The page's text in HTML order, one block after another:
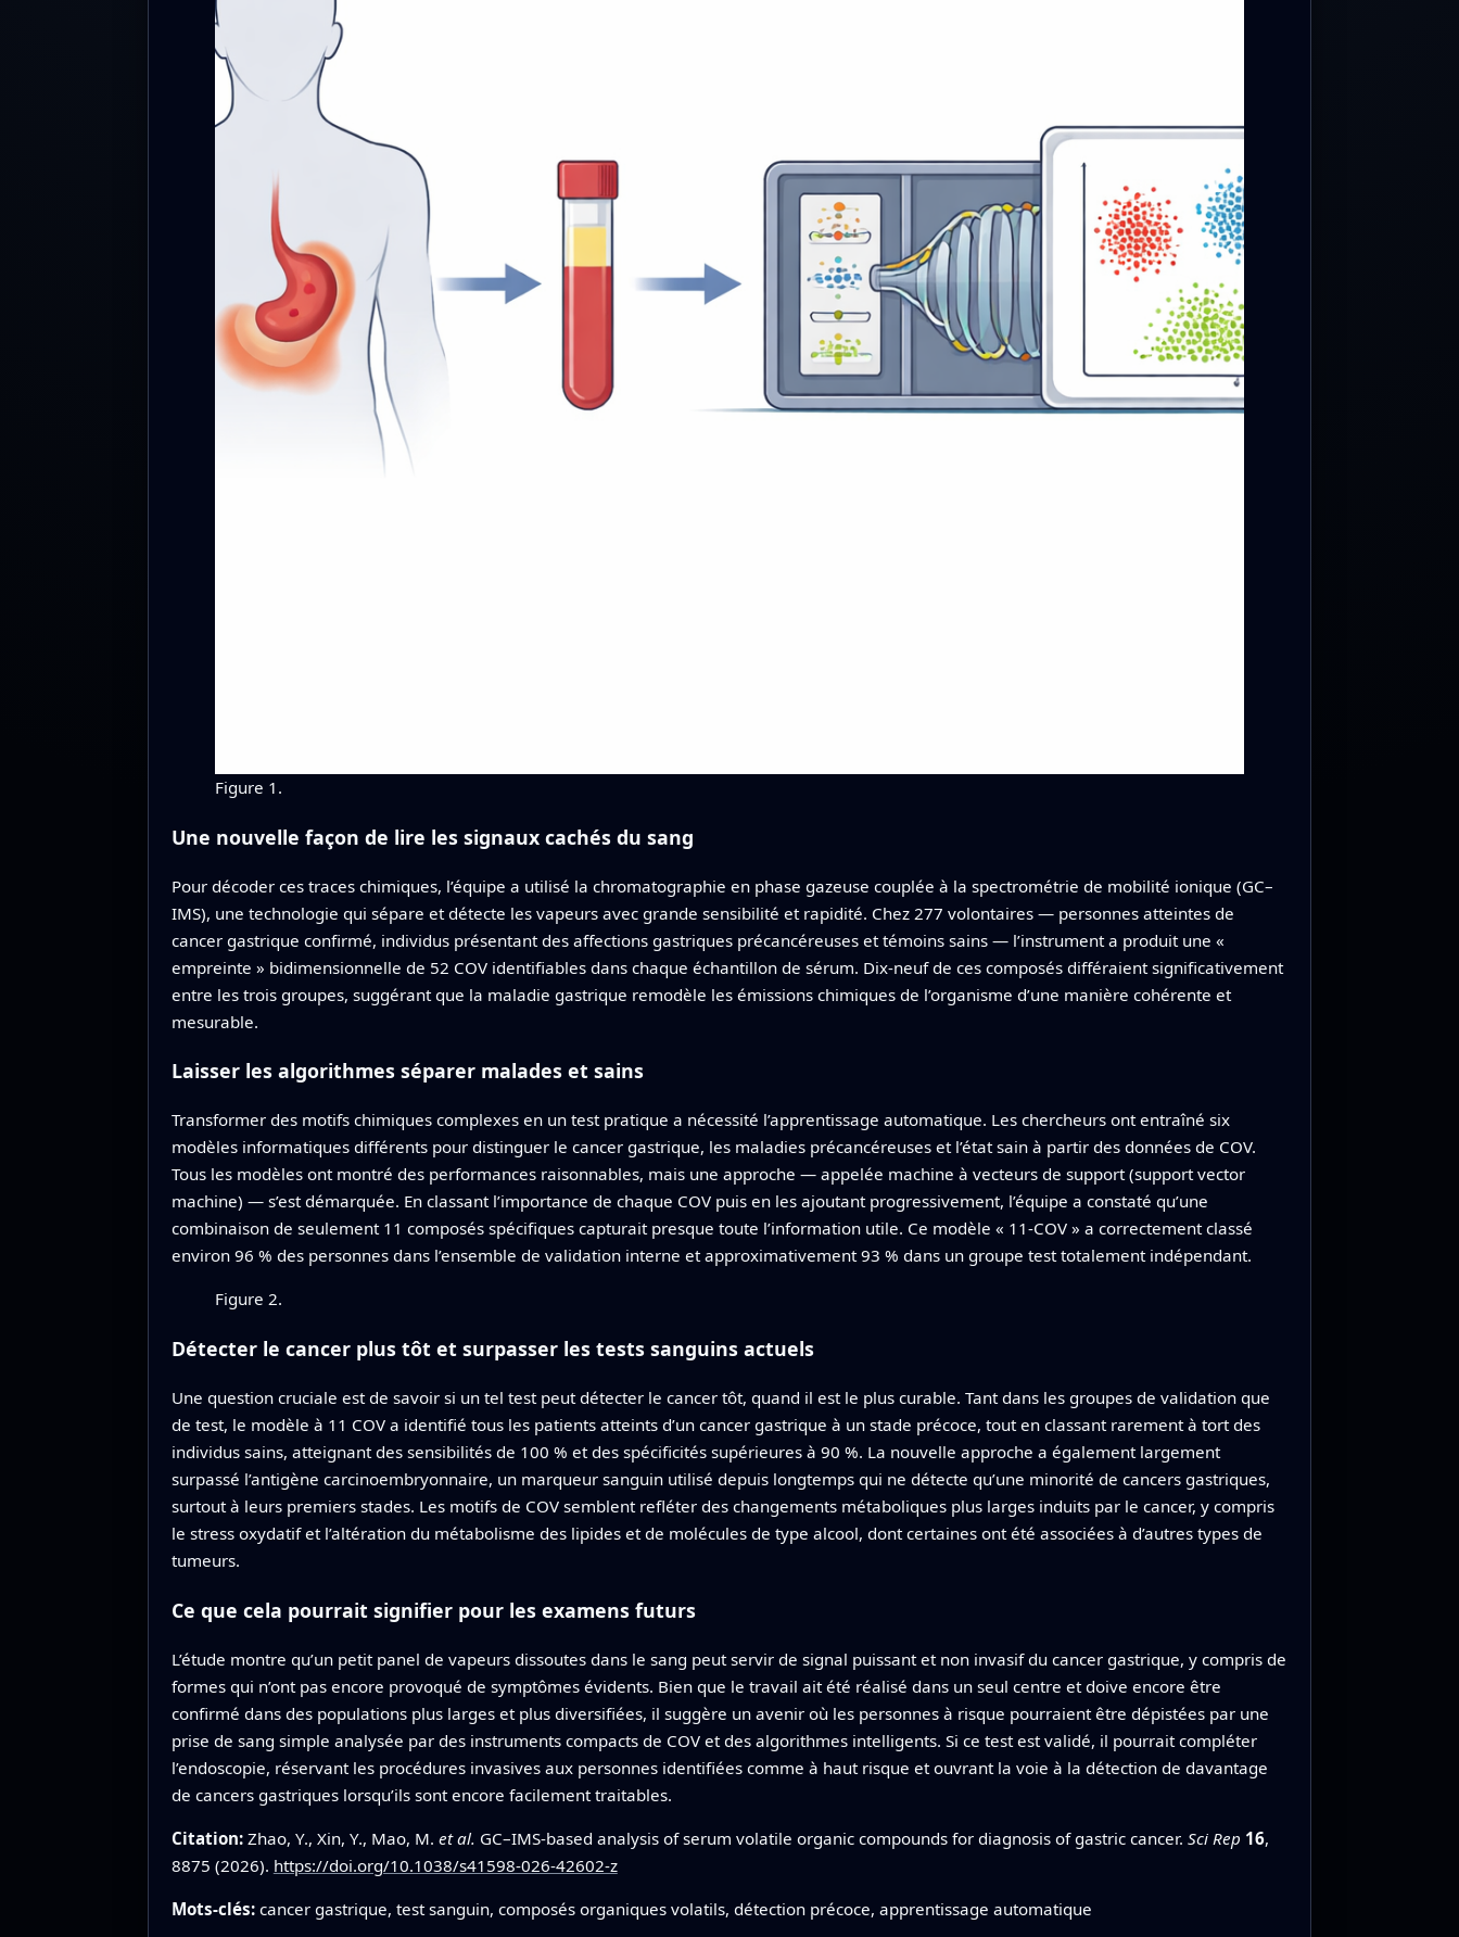
Figure 1.
Une nouvelle façon de lire les signaux cachés du sang
Pour décoder ces traces chimiques, l’équipe a utilisé la chromatographie en phase gazeuse couplée à la spectrométrie de mobilité ionique (GC–
IMS), une technologie qui sépare et détecte les vapeurs avec grande sensibilité et rapidité. Chez 277 volontaires — personnes atteintes de
cancer gastrique confirmé, individus présentant des affections gastriques précancéreuses et témoins sains — l’instrument a produit une «
empreinte » bidimensionnelle de 52 COV identifiables dans chaque échantillon de sérum. Dix-neuf de ces composés différaient significativement
entre les trois groupes, suggérant que la maladie gastrique remodèle les émissions chimiques de l’organisme d’une manière cohérente et
mesurable.
Laisser les algorithmes séparer malades et sains
Transformer des motifs chimiques complexes en un test pratique a nécessité l’apprentissage automatique. Les chercheurs ont entraîné six
modèles informatiques différents pour distinguer le cancer gastrique, les maladies précancéreuses et l’état sain à partir des données de COV.
Tous les modèles ont montré des performances raisonnables, mais une approche — appelée machine à vecteurs de support (support vector
machine) — s’est démarquée. En classant l’importance de chaque COV puis en les ajoutant progressivement, l’équipe a constaté qu’une
combinaison de seulement 11 composés spécifiques capturait presque toute l’information utile. Ce modèle « 11-COV » a correctement classé
environ 96 % des personnes dans l’ensemble de validation interne et approximativement 93 % dans un groupe test totalement indépendant.
Figure 2.
Détecter le cancer plus tôt et surpasser les tests sanguins actuels
Une question cruciale est de savoir si un tel test peut détecter le cancer tôt, quand il est le plus curable. Tant dans les groupes de validation que
de test, le modèle à 11 COV a identifié tous les patients atteints d’un cancer gastrique à un stade précoce, tout en classant rarement à tort des
individus sains, atteignant des sensibilités de 100 % et des spécificités supérieures à 90 %. La nouvelle approche a également largement
surpassé l’antigène carcinoembryonnaire, un marqueur sanguin utilisé depuis longtemps qui ne détecte qu’une minorité de cancers gastriques,
surtout à leurs premiers stades. Les motifs de COV semblent refléter des changements métaboliques plus larges induits par le cancer, y compris
le stress oxydatif et l’altération du métabolisme des lipides et de molécules de type alcool, dont certaines ont été associées à d’autres types de
tumeurs.
Ce que cela pourrait signifier pour les examens futurs
L’étude montre qu’un petit panel de vapeurs dissoutes dans le sang peut servir de signal puissant et non invasif du cancer gastrique, y compris de
formes qui n’ont pas encore provoqué de symptômes évidents. Bien que le travail ait été réalisé dans un seul centre et doive encore être
confirmé dans des populations plus larges et plus diversifiées, il suggère un avenir où les personnes à risque pourraient être dépistées par une
prise de sang simple analysée par des instruments compacts de COV et des algorithmes intelligents. Si ce test est validé, il pourrait compléter
l’endoscopie, réservant les procédures invasives aux personnes identifiées comme à haut risque et ouvrant la voie à la détection de davantage
de cancers gastriques lorsqu’ils sont encore facilement traitables.
Citation: Zhao, Y., Xin, Y., Mao, M. et al. GC–IMS-based analysis of serum volatile organic compounds for diagnosis of gastric cancer. Sci Rep 16,
8875 (2026). https://doi.org/10.1038/s41598-026-42602-z
Mots-clés: cancer gastrique, test sanguin, composés organiques volatils, détection précoce, apprentissage automatique